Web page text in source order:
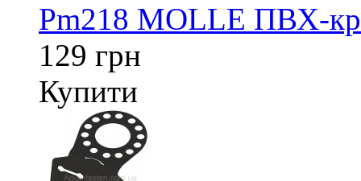
Pm218 MOLLE ПВХ-
129 грн
Купити